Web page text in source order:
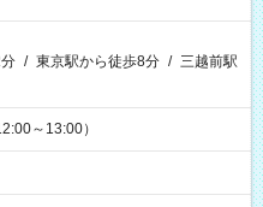
/ 東京駅から徒歩8分 / 三越前駅
～13:00）